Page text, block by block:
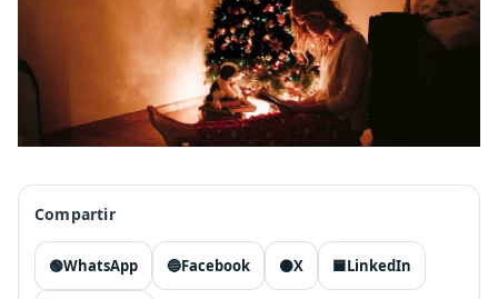
Compartir
🟢WhatsApp 🔵Facebook ⚫X 🟦LinkedIn